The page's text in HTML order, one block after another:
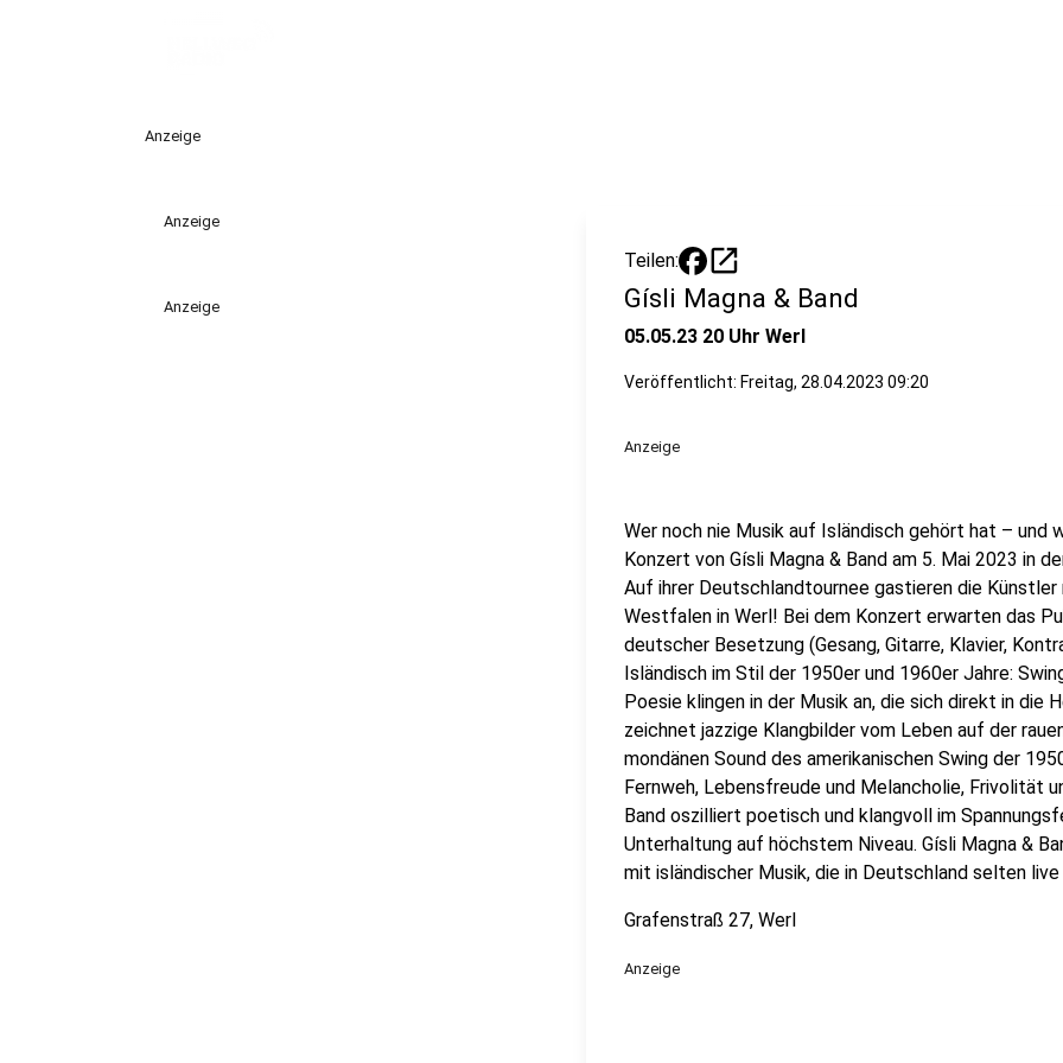
Anzeige
Anzeige
Anzeige
Teilen: open_in_new
Gísli Magna & Band
05.05.23 20 Uhr Werl
Veröffentlicht: Freitag, 28.04.2023 09:20
Anzeige
Wer noch nie Musik auf Isländisch gehört hat – und
Konzert von Gísli Magna & Band am 5. Mai 2023 in
Auf ihrer Deutschlandtournee gastieren die
Westfalen in Werl! Bei dem Konzert erwarten das
deutscher Besetzung (Gesang, Gitarre, Klavier,
Isländisch im Stil der 1950er und 1960er Jahre:
Poesie klingen in der Musik an, die sich direkt in die
zeichnet jazzige Klangbilder vom Leben auf der
mondänen Sound des amerikanischen Swing der
Fernweh, Lebensfreude und Melancholie, Frivolität
Band oszilliert poetisch und klangvoll im
Unterhaltung auf höchstem Niveau. Gísli Magna &
mit isländischer Musik, die in Deutschland selten live
Grafenstraß 27, Werl
Anzeige